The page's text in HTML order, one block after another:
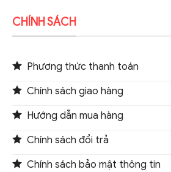
CHÍNH SÁCH
Phương thức thanh toán
Chính sách giao hàng
Hướng dẫn mua hàng
Chính sách đổi trả
Chính sách bảo mật thông tin